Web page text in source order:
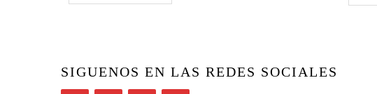
SIGUENOS EN LAS REDES SOCIALES